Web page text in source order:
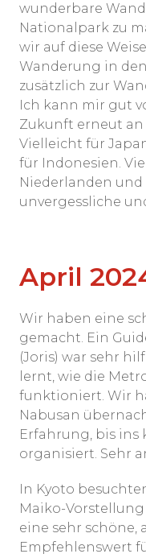
wunderbare
Nationalpark zu
wir auf diese
Wanderung in
zusätzlich zur
Ich kann mir gut
Zukunft erneut an
Vielleicht für
für Indonesien.
Niederlanden und
unvergessliche
April
Wir haben eine
gemacht. Ein
(Joris) war sehr
lernt, wie die
funktioniert. Wir
Nabusan
Erfahrung, bis ins
organisiert. Sehr
In Kyoto
Maiko-Vorstellung
eine sehr schöne,
Empfehlenswert